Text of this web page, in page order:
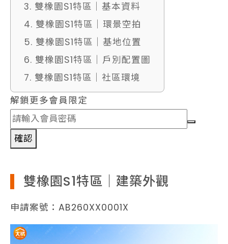
3. 雙橡園S1特區｜基本資料
4. 雙橡園S1特區｜環景空拍
5. 雙橡園S1特區｜基地位置
6. 雙橡園S1特區｜戶別配置圖
7. 雙橡園S1特區｜社區環境
解鎖更多會員限定
確認
雙橡園S1特區｜建築外觀
申請案號：AB260XX0001X